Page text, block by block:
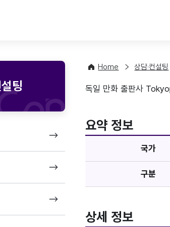
팅
Home 상담·컨설팅
기업정보
독일 만화 출판사
요약 정보
국가
구분
상세 정보